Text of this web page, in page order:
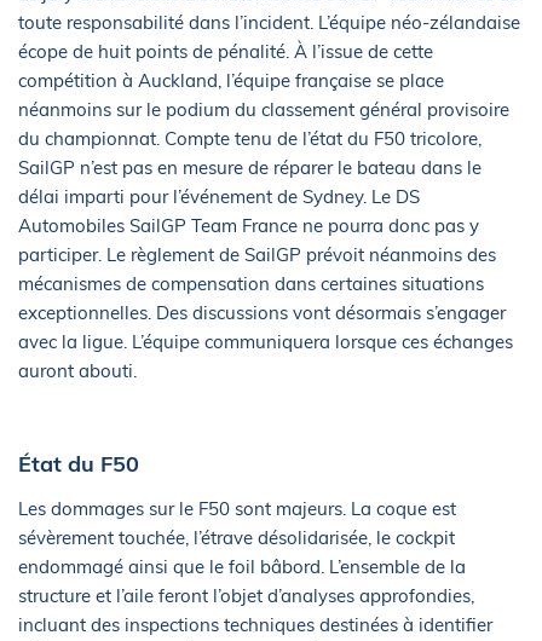
toute responsabilité dans l’incident. L’équipe néo-zélandaise
écope de huit points de pénalité. À l’issue de cette
compétition à Auckland, l’équipe française se place
néanmoins sur le podium du classement général provisoire
du championnat. Compte tenu de l’état du F50 tricolore,
SailGP n’est pas en mesure de réparer le bateau dans le
délai imparti pour l’événement de Sydney. Le DS
Automobiles SailGP Team France ne pourra donc pas y
participer. Le règlement de SailGP prévoit néanmoins des
mécanismes de compensation dans certaines situations
exceptionnelles. Des discussions vont désormais s’engager
avec la ligue. L’équipe communiquera lorsque ces échanges
auront abouti.
État du F50
Les dommages sur le F50 sont majeurs. La coque est
sévèrement touchée, l’étrave désolidarisée, le cockpit
endommagé ainsi que le foil bâbord. L’ensemble de la
structure et l’aile feront l’objet d’analyses approfondies,
incluant des inspections techniques destinées à identifier